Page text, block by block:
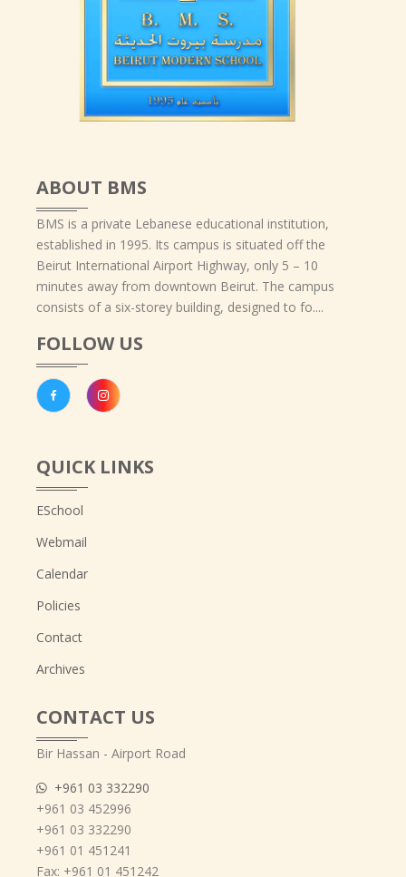
ABOUT BMS
BMS is a private Lebanese educational institution,
established in 1995. Its campus is situated off the
Beirut International Airport Highway, only 5 – 10
minutes away from downtown Beirut. The campus
consists of a six-storey building, designed to fo....
FOLLOW US
QUICK LINKS
ESchool
Webmail
Calendar
Policies
Contact
Archives
CONTACT US
Bir Hassan - Airport Road
+961 03 332290
+961 03 452996
+961 03 332290
+961 01 451241
Fax: +961 01 451242